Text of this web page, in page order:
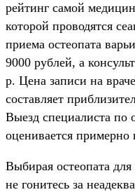
рейтинг самой
которой проводятся
приема остеопата
9000 рублей, а
р. Цена записи на
составляет
Выезд специалиста по
оценивается примерно
Выбирая остеопата для
не гонитесь за